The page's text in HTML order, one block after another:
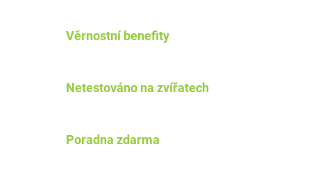
Věrnostní benefity
Netestováno na zvířatech
Poradna zdarma